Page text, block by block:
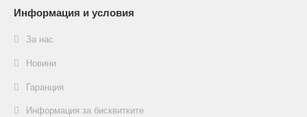
Информация и условия
За нас
Новини
Гаранция
Информация за бисквитките